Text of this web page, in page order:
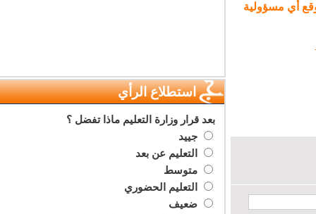
أي مسؤولية
استطلاع الرأي
بعد قرار وزارة التعليم ماذا تفضل ؟
جييد
التعليم عن بعد
متوسط
التعليم الحضوري
ضعيف